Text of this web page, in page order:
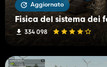
Aggiornato
Fisica del sistema dei
334 098